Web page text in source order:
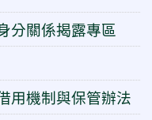
分關係揭露專區
用機制與保管辦法